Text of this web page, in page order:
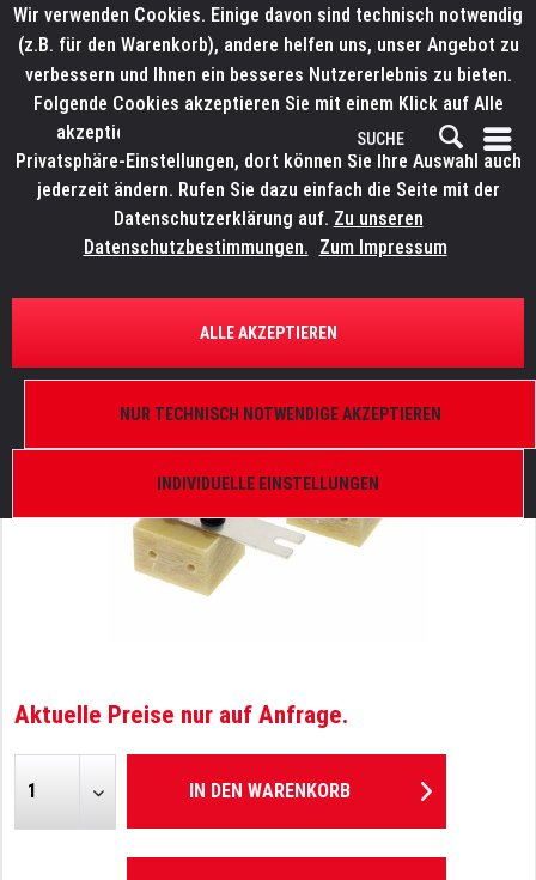
ÜBERSICHT ERSATZTEILE
Aktuelle Preise nur auf Anfrage.
IN DEN WARENKORB
Wir verwenden Cookies. Einige davon sind technisch notwendig
(z.B. für den Warenkorb), andere helfen uns, unser Angebot zu
verbessern und Ihnen ein besseres Nutzererlebnis zu bieten.
Folgende Cookies akzeptieren Sie mit einem Klick auf Alle
akzeptieren. Weitere Informationen finden Sie in den
Privatsphäre-Einstellungen, dort können Sie Ihre Auswahl auch
jederzeit ändern. Rufen Sie dazu einfach die Seite mit der
Datenschutzerklärung auf. Zu unseren
Datenschutzbestimmungen. Zum Impressum
INDIVIDUELLE EINSTELLUNGEN
NUR TECHNISCH NOTWENDIGE AKZEPTIEREN
ALLE AKZEPTIEREN